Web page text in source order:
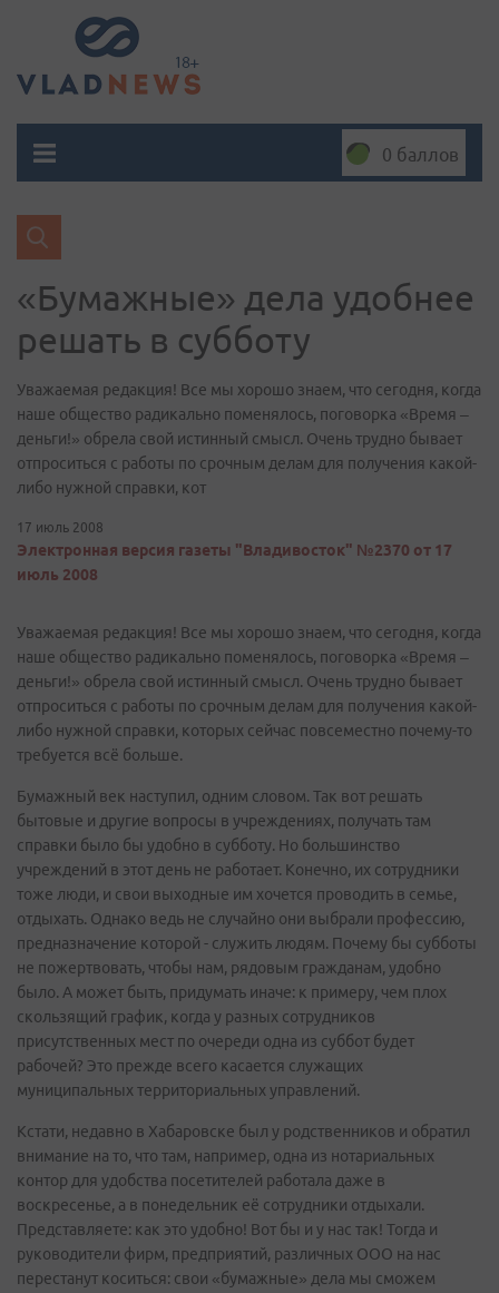
0 баллов
«Бумажные» дела удобнее
решать в субботу
Уважаемая редакция! Все мы хорошо знаем, что сегодня, когда
наше общество радикально поменялось, поговорка «Время –
деньги!» обрела свой истинный смысл. Очень трудно бывает
отпроситься с работы по срочным делам для получения какой-
либо нужной справки, кот
17 июль 2008
Электронная версия газеты "Владивосток" №2370 от 17
июль 2008
Уважаемая редакция! Все мы хорошо знаем, что сегодня, когда
наше общество радикально поменялось, поговорка «Время –
деньги!» обрела свой истинный смысл. Очень трудно бывает
отпроситься с работы по срочным делам для получения какой-
либо нужной справки, которых сейчас повсеместно почему-то
требуется всё больше.
Бумажный век наступил, одним словом. Так вот решать
бытовые и другие вопросы в учреждениях, получать там
справки было бы удобно в субботу. Но большинство
учреждений в этот день не работает. Конечно, их сотрудники
тоже люди, и свои выходные им хочется проводить в семье,
отдыхать. Однако ведь не случайно они выбрали профессию,
предназначение которой - служить людям. Почему бы субботы
не пожертвовать, чтобы нам, рядовым гражданам, удобно
было. А может быть, придумать иначе: к примеру, чем плох
скользящий график, когда у разных сотрудников
присутственных мест по очереди одна из суббот будет
рабочей? Это прежде всего касается служащих
муниципальных территориальных управлений.
Кстати, недавно в Хабаровске был у родственников и обратил
внимание на то, что там, например, одна из нотариальных
контор для удобства посетителей работала даже в
воскресенье, а в понедельник её сотрудники отдыхали.
Представляете: как это удобно! Вот бы и у нас так! Тогда и
руководители фирм, предприятий, различных ООО на нас
перестанут коситься: свои «бумажные» дела мы сможем